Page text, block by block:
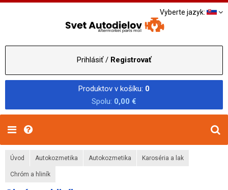
Vyberte jazyk:
Prihlásiť / Registrovať
Produktov v košíku: 0
Spolu: 0,00 €
Úvod Autokozmetika Autokozmetika Karoséria a lak
Chróm a hliník